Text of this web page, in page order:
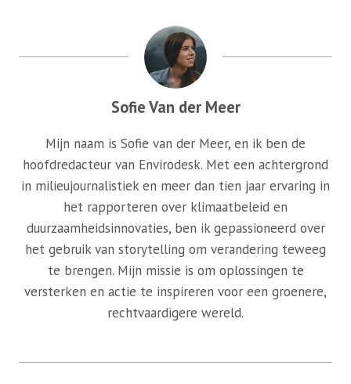
Sofie Van der Meer
Mijn naam is Sofie van der Meer, en ik ben de
hoofdredacteur van Envirodesk. Met een achtergrond
in milieujournalistiek en meer dan tien jaar ervaring in
het rapporteren over klimaatbeleid en
duurzaamheidsinnovaties, ben ik gepassioneerd over
het gebruik van storytelling om verandering teweeg
te brengen. Mijn missie is om oplossingen te
versterken en actie te inspireren voor een groenere,
rechtvaardigere wereld.